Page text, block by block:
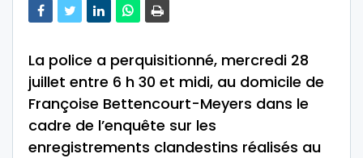
La police a perquisitionné, mercredi 28
juillet entre 6 h 30 et midi, au domicile de
Françoise Bettencourt-Meyers dans le
cadre de l’enquête sur les
enregistrements clandestins réalisés au